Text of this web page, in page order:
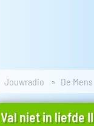
Jouwradio De Mens
Val niet in liefde II